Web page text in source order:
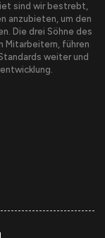
sind wir bestrebt,
anzubieten, um den
Die drei Söhne des
Mitarbeitern, führen
weiter und